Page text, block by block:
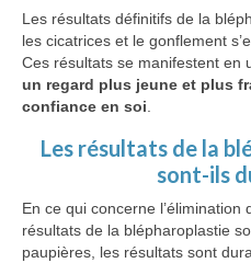
Les résultats définitifs de la
les cicatrices et le gonflement
Ces résultats se manifestent en
un regard plus jeune et plus
confiance en soi.
Les résultats de la
sont-ils
En ce qui concerne
résultats de la blépharoplastie
paupières, les résultats sont